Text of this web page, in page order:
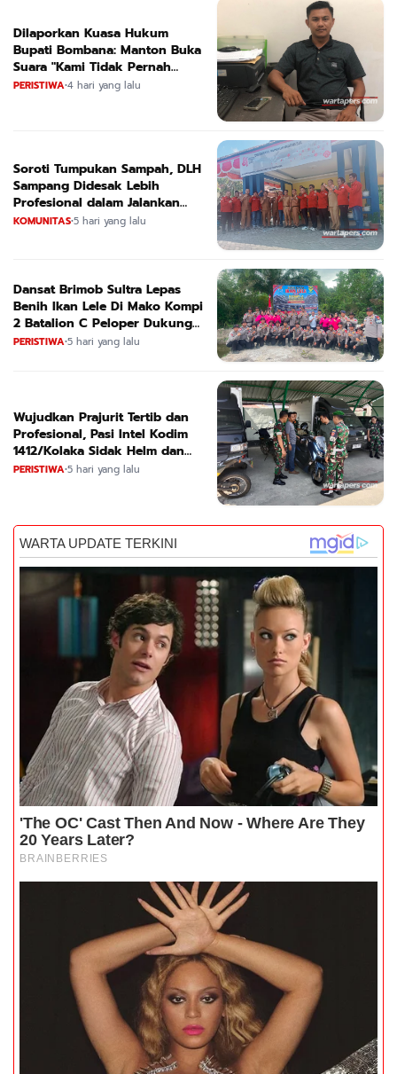
Dilaporkan Kuasa Hukum
Bupati Bombana: Manton Buka
Suara "Kami Tidak Pernah
Menutup Ruang Hak Jawab"
PERISTIWA•4 hari yang lalu
Soroti Tumpukan Sampah, DLH
Sampang Didesak Lebih
Profesional dalam Jalankan
Tugas
KOMUNITAS•5 hari yang lalu
Dansat Brimob Sultra Lepas
Benih Ikan Lele Di Mako Kompi
2 Batalion C Peloper Dukung
ketahanan Pangan Nasional
PERISTIWA•5 hari yang lalu
Wujudkan Prajurit Tertib dan
Profesional, Pasi Intel Kodim
1412/Kolaka Sidak Helm dan
Kendaraan
PERISTIWA•5 hari yang lalu